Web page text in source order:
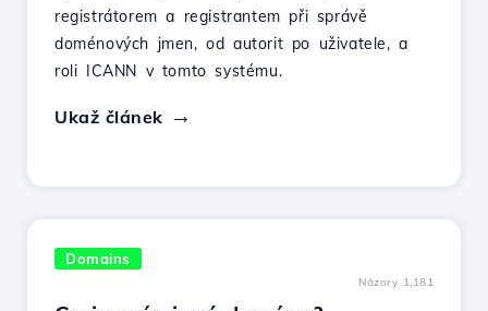
registrátorem a registrantem při správě
doménových jmen, od autorit po uživatele, a
roli ICANN v tomto systému.
Ukaž článek
Domains
Názory 1,181